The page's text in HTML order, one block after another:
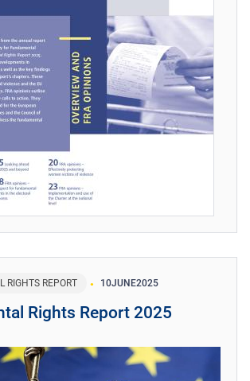
RIGHTS REPORT 10JUNE2025
Rights Report 2025